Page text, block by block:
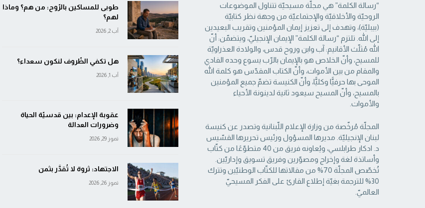
“رسالة الكلمة” هي مجلّة مسيحيّة تتناول الموضوعات
الروحيّة والأخلاقيّة والإجتماعيّة من ‏وجهة نظر كتابيّة
(بيبليّة)، وتهدف إلى تعزيز إيمان المؤمنين وتقريب البعيدين
إلى الله. تلتزم “رسالة ‏الكلمة” الإيمان الإنجيليّ، ويتضمّن: أنّ
الله مُثلّث الأقانيم: آب وابن وروح قدس، والولادة العذراويّة
‏للمسيح، وأنّ الخلاص هو بالإيمان بالرّب يسوع وحده الفادي
والمقام من بين الأموات، وأنّ الكتاب ‏المقدّس هو كلمة الله
الموحى بها حرفيًّا وكليًّا، وأنّ الكنيسة تضمّ جميع المؤمنين
بالمسيح، وأنّ المسيح ‏سيعود ثانية لدينونة الأحياء
والأموات. ‏
المجلّة مُرخّصة من وزارة الإعلام اللّبنانية وتصدر عن كنيسة
لبنان الإنجيليّة. مديرها المسؤول ‏ورئيس تحريرها القسّيس
د. ادكار طرابلسي، ويُعاونه فريق من 40 متطوّعًا من كتّاب
وأساتذة لغة ‏وإخراج ومصوّرين وفريق تسويق وإداريّين.
تُخصّص المجلّة 70% من مقالاتها للكتّاب الوطنيّين ‏وتترك
30% للترجمة بغيّة إطلاع القارئ على الفكر المسيحيّ
العالميّ.‏
طوبى للمساكين بالرّوح: من هم؟ وماذا
لهم؟
آب 2, 2026
هل تكفي الظّروف لنكون سعداء؟
آب 1, 2026
عقوبة الإعدام: بين قدسيّة الحياة
وضرورات العدالة
تموز 29, 2026
الاجتهاد: ثروة لا تُقدَّر بثمن
تموز 26, 2026